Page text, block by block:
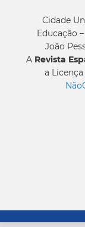
Cidade
Educação
João
A Revista
a